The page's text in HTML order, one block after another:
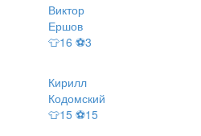
Виктор
Ершов
👕16 ⚽3
Кирилл
Кодомский
👕15 ⚽15